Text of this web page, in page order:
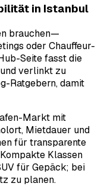
in Istanbul
brauchen—
oder Chauffeur-
Seite fasst die
verlinkt zu
Ratgebern, damit
Markt mit
Mietdauer und
für transparente
Klassen
für Gepäck; bei
zu planen.